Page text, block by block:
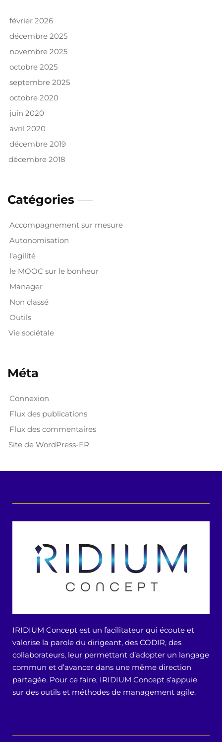
février 2026
décembre 2025
novembre 2025
octobre 2025
septembre 2025
octobre 2020
juin 2020
avril 2020
décembre 2019
décembre 2018
Catégories
Accompagnement sur mesure
Autonomisation
l'agilité
le MOOC sur le bonheur
Manager
Non classé
Outils
Vie sociétale
Méta
Connexion
Flux des publications
Flux des commentaires
Site de WordPress-FR
IRIDIUM Concept est un facilitateur qui écoute et
valorise la parole du dirigeant, des CODIR, des
collaborateurs, leur permettant d’adopter un langage
commun et d’avancer dans une même direction
partagée. Pour ce faire, IRIDIUM Concept s’appuie
sur des outils et méthodes de management agile.